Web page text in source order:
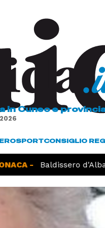
in Cuneo e
SPORTCONSIGLIO
- Baldissero d'Alba,